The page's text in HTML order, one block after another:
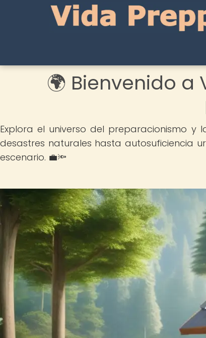
🌍 Bienvenido a
Explora el universo del preparacionismo y
desastres naturales hasta autosuficiencia
escenario. 💼🔦